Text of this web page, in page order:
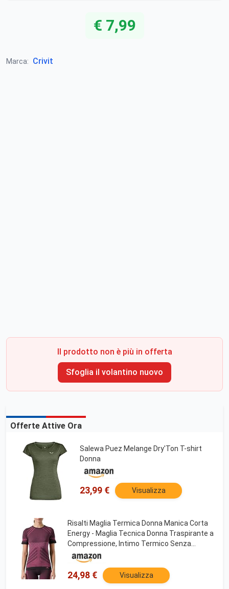
€ 7,99
Marca: Crivit
Il prodotto non è più in offerta
Sfoglia il volantino nuovo
Offerte Attive Ora
Salewa Puez Melange Dry'Ton T-shirt
Donna
23,99 € Visualizza
Risalti Maglia Termica Donna Manica Corta
Energy - Maglia Tecnica Donna Traspirante a
Compressione, Intimo Termico Senza
Etichette per Sci, Trekking, Running, Ciclismo
- Made in Italy
24,98 € Visualizza